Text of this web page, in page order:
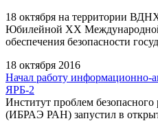
18 октября на территории
Юбилейной XX
обеспечения безопасности
18 октября 2016
Начал работу
ЯРБ-2
Институт проблем безопасного
(ИБРАЭ РАН) запустил в